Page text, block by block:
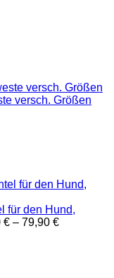
versch. Größen
für den Hund,
€ – 79,90 €